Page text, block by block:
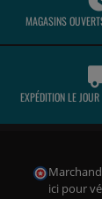
MAGASINS
EXPÉDITION LE
ici pour